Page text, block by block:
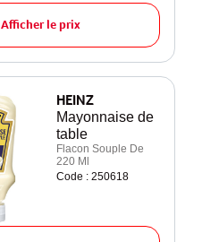
Afficher le prix
HEINZ
Mayonnaise de
table
Flacon Souple De
220 Ml
Code : 250618